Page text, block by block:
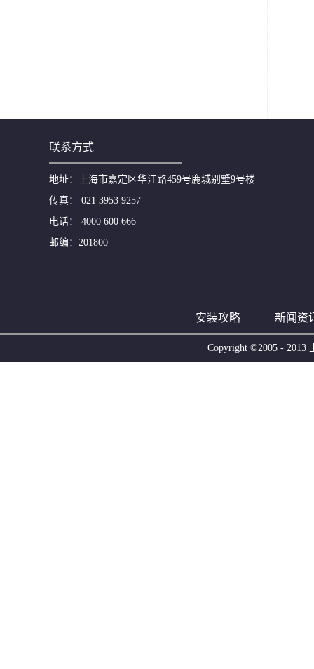
联系方式
地址：上海市嘉定区华江路459号鹿城别墅9号楼
传真： 021 3953 9257
电话： 4000 600 666
邮编：201800
安装攻略 新闻资
Copyright ©2005 - 2013